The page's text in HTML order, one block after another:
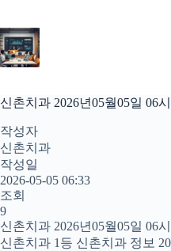
으
로
뛰
기
신촌치과 2026년05월05일 06
작성자
신촌치과
작성일
2026-05-05 06:33
조회
9
신촌치과 2026년05월05일 06
신촌치과 1등 신촌치과 정보